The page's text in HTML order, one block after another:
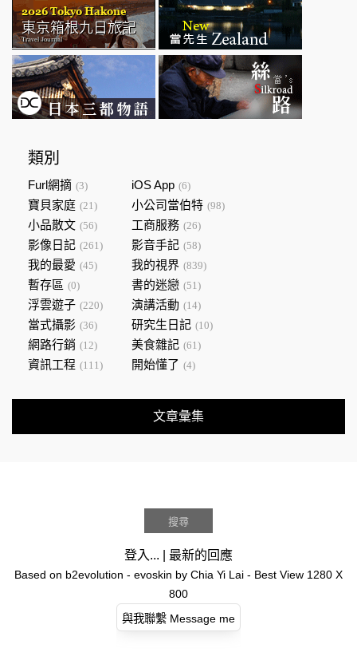
類別
Furl網摘 (3) iOS App (6)
寶貝家庭 (21) 小公司當伯特 (98)
小品散文 (56) 工商服務 (26)
影像日記 (261) 影音手記 (58)
我的最愛 (45) 我的視界 (839)
暫存區 (0) 書的迷戀 (51)
浮雲遊子 (220) 演講活動 (14)
當式攝影 (36) 研究生日記 (10)
網路行銷 (12) 美食雜記 (61)
資訊工程 (111) 開始懂了 (4)
文章彙集
登入... 最新的回應
Based on b2evolution - evoskin by Chia Yi Lai - Best View 1280 X
800
與我聯繫 Message me